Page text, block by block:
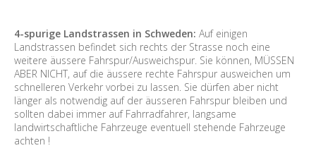
4-spurige Landstrassen in Schweden: Auf einigen
Landstrassen befindet sich rechts der Strasse noch eine
weitere äussere Fahrspur/Ausweichspur. Sie können, MÜSSEN
ABER NICHT, auf die äussere rechte Fahrspur ausweichen um
schnelleren Verkehr vorbei zu lassen. Sie dürfen aber nicht
länger als notwendig auf der äusseren Fahrspur bleiben und
sollten dabei immer auf Fahrradfahrer, langsame
landwirtschaftliche Fahrzeuge eventuell stehende Fahrzeuge
achten !